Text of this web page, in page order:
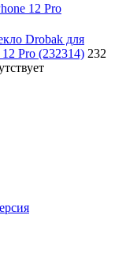
12 Pro
Drobak для
Pro (232314) 232